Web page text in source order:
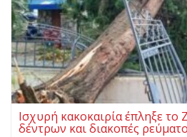
Ισχυρή κακοκαιρία έπληξε το
δέντρων και διακοπές